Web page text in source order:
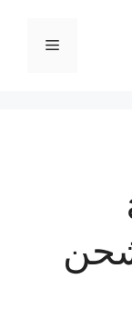
القائمة